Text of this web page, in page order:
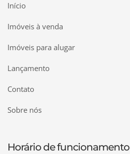
Início
Imóveis à venda
Imóveis para alugar
Lançamento
Contato
Sobre nós
Horário de funcionamento